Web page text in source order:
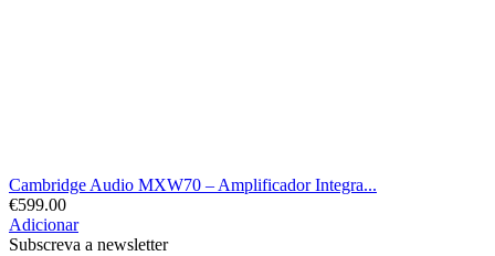
Cambridge Audio MXW70 – Amplificador Integra...
€599.00
Adicionar
Subscreva a newsletter